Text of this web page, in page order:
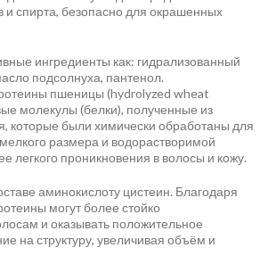
и спирта, безопасно для окрашенных
ингредиенты как: гидрализованный
подсолнуха, пантенол.
пшеницы (hydrolyzed wheat
молекулы (белки), полученные из
которые были химически обработаны для
размера и водорастворимой
легкого проникновения в волосы и кожу.
аминокислоту цистеин. Благодаря
могут более стойко
и оказывать положительное
на структуру, увеличивая объём и